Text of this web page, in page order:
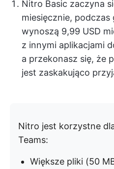
Nitro Basic zaczyna
miesięcznie, podczas
wynoszą 9,99 USD
z innymi aplikacjami
a przekonasz się, że
jest zaskakująco
Nitro jest korzystne
Teams:
Większe pliki (50